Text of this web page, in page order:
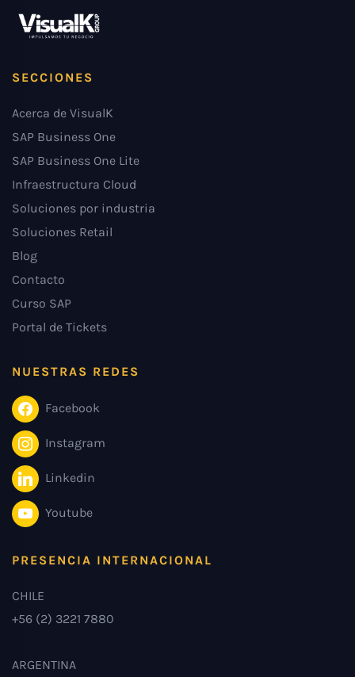
SECCIONES
Acerca de VisualK
SAP Business One
SAP Business One Lite
Infraestructura Cloud
Soluciones por industria
Soluciones Retail
Blog
Contacto
Curso SAP
Portal de Tickets
NUESTRAS REDES
Facebook
Instagram
Linkedin
Youtube
PRESENCIA INTERNACIONAL
CHILE
+56 (2) 3221 7880
ARGENTINA